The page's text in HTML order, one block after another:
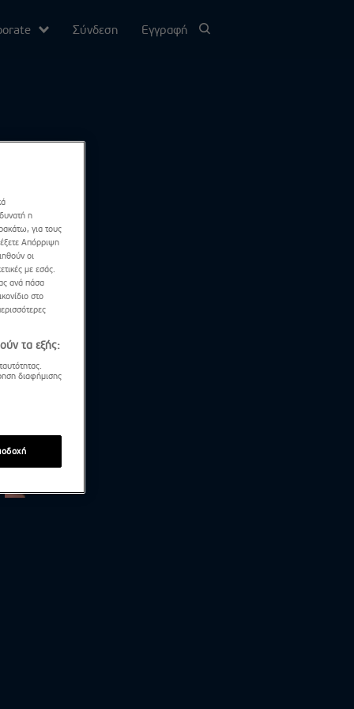
Σύνδεση Εγγραφή
Νόνη Δούνια: «Δεν υπάρχει μονιμότητα σε αυτόν
η
για τους
Απόρριψη
οι
με εσάς.
ανά πάσα
στο
τα εξής:
διαφήμισης